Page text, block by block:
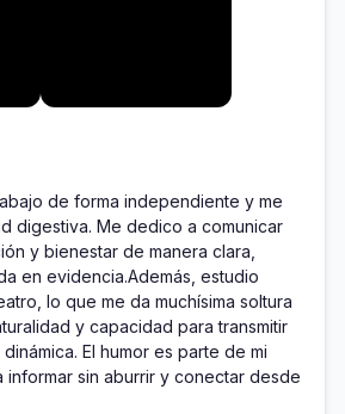
de forma independiente y me
digestiva. Me dedico a comunicar
y bienestar de manera clara,
en evidencia.Además, estudio
lo que me da muchísima soltura
y capacidad para transmitir
El humor es parte de mi
informar sin aburrir y conectar desde